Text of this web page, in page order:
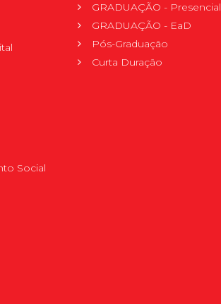
Social
GRADUAÇÃO - Presencial
GRADUAÇÃO - EaD
Pós-Graduação
Curta Duração